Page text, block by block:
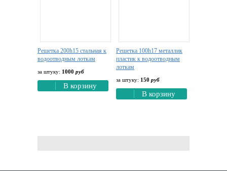
Решетка 200h15 стальная к
водоотводным лоткам
за штуку: 1000 руб
В корзину
Решетка 100h17 металлик
пластик к водоотводным
лоткам
за штуку: 150 руб
В корзину